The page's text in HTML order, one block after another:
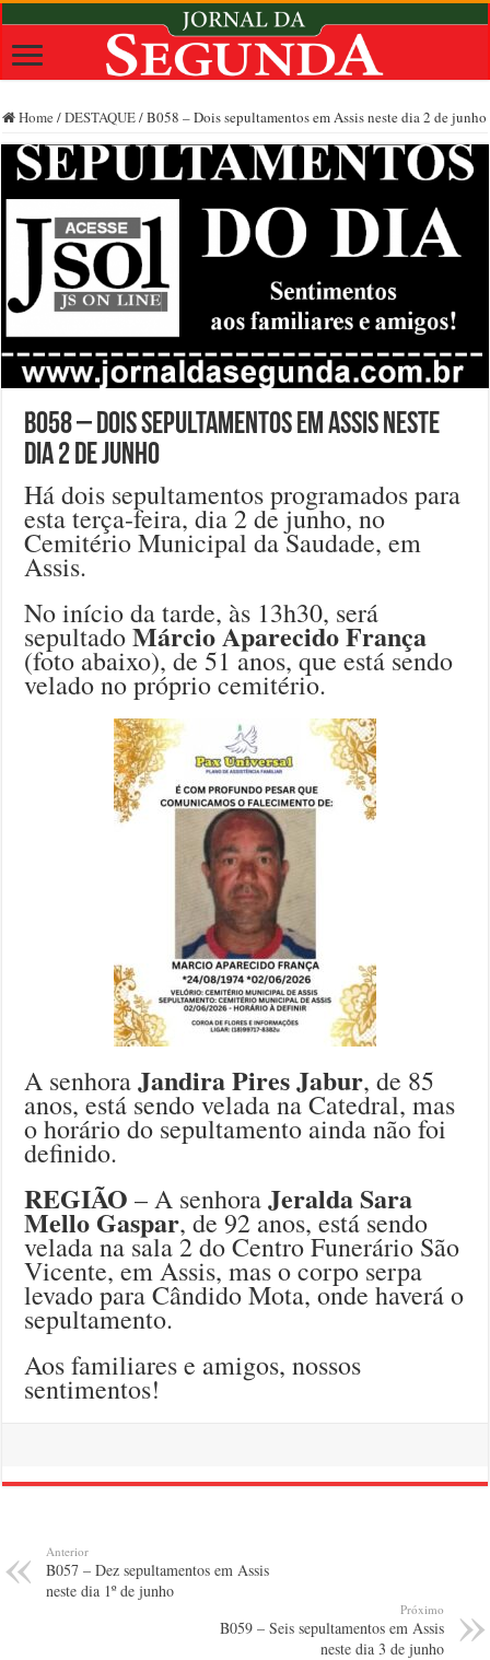
Home /DESTAQUE/B058 – Dois sepultamentos em Assis neste dia 2 de junho
B058 – Dois sepultamentos em Assis neste
dia 2 de junho
Há dois sepultamentos programados para
esta terça-feira, dia 2 de junho, no
Cemitério Municipal da Saudade, em
Assis.
No início da tarde, às 13h30, será
sepultadoMárcio Aparecido França
(foto abaixo), de 51 anos, que está sendo
velado no próprio cemitério.
A senhoraJandira Pires Jabur, de 85
anos, está sendo velada na Catedral, mas
o horário do sepultamento ainda não foi
definido.
REGIÃO – A senhoraJeralda Sara
Mello Gaspar, de 92 anos, está sendo
velada na sala 2 do Centro Funerário São
Vicente, em Assis, mas o corpo serpa
levado para Cândido Mota, onde haverá o
sepultamento.
Aos familiares e amigos, nossos
sentimentos!
Anterior
B057 – Dez sepultamentos em Assis
neste dia 1º de junho
Próximo
B059 – Seis sepultamentos em Assis
neste dia 3 de junho